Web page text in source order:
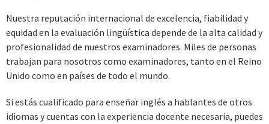
Nuestra reputación internacional de excelencia, fiabilidad y
equidad en la evaluación lingüística depende de la alta calidad y
profesionalidad de nuestros examinadores. Miles de personas
trabajan para nosotros como examinadores, tanto en el Reino
Unido como en países de todo el mundo.
Si estás cualificado para enseñar inglés a hablantes de otros
idiomas y cuentas con la experiencia docente necesaria, puedes